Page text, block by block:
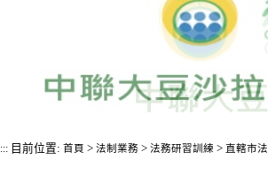
::: 目前位置: 首頁 > 法制業務 > 法務研習訓練 > 直轄市